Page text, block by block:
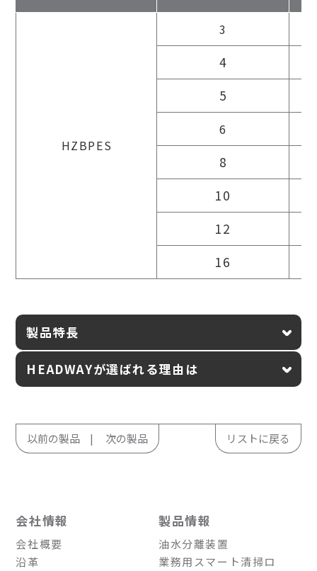
HZBPES
3
4
5
6
8
10
12
16
製品特長
HEADWAYが選ばれる理由は
以前の製品 次の製品 リストに戻る
会社情報
会社概要
沿革
製品情報
油水分離装置
業務用スマート清掃ロ